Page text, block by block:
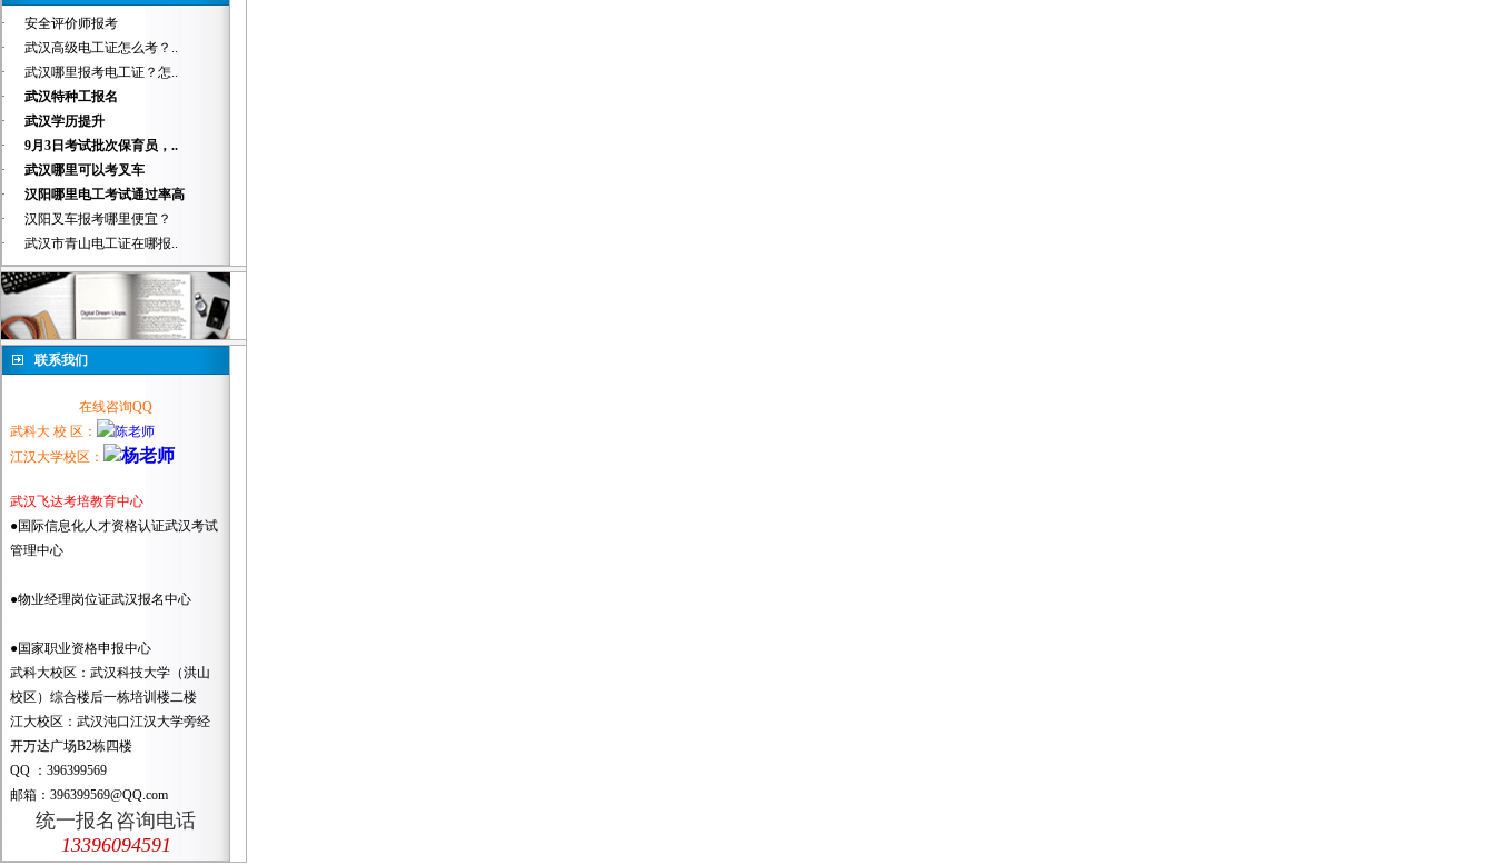
·
安全评价师报考
·
武汉高级电工证怎么考？..
·
武汉哪里报考电工证？怎..
·
武汉特种工报名
·
武汉学历提升
·
9月3日考试批次保育员，..
·
武汉哪里可以考叉车
·
汉阳哪里电工考试通过率高
·
汉阳叉车报考哪里便宜？
·
武汉市青山电工证在哪报..
联系我们
在线咨询QQ
武科大 校 区：
江汉大学校区：
武汉飞达考培教育中心
●国际信息化人才资格认证武汉考试
管理中心
●物业经理岗位证武汉报名中心
●国家职业资格申报中心
武科大校区：武汉科技大学（洪山
校区）综合楼后一栋培训楼二楼
江大校区：武汉沌口江汉大学旁经
开万达广场B2栋四楼
QQ ：396399569
邮箱：396399569@QQ.com
统一报名咨询电话
13396094591